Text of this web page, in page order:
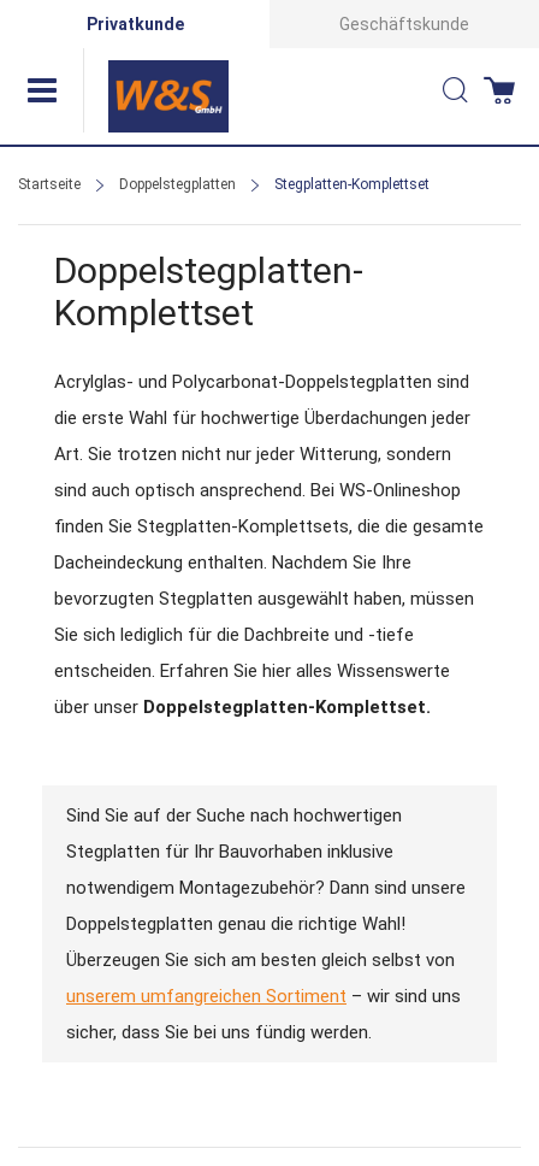
Privatkunde Geschäftskunde
Suche
Startseite Doppelstegplatten Stegplatten-Komplettset
Doppelstegplatten-
Komplettset
Acrylglas- und Polycarbonat-Doppelstegplatten sind
die erste Wahl für hochwertige Überdachungen jeder
Art. Sie trotzen nicht nur jeder Witterung, sondern
sind auch optisch ansprechend. Bei WS-Onlineshop
finden Sie Stegplatten-Komplettsets, die die gesamte
Dacheindeckung enthalten. Nachdem Sie Ihre
bevorzugten Stegplatten ausgewählt haben, müssen
Sie sich lediglich für die Dachbreite und -tiefe
entscheiden. Erfahren Sie hier alles Wissenswerte
über unser Doppelstegplatten-Komplettset.
Sind Sie auf der Suche nach hochwertigen
Stegplatten für Ihr Bauvorhaben inklusive
notwendigem Montagezubehör? Dann sind unsere
Doppelstegplatten genau die richtige Wahl!
Überzeugen Sie sich am besten gleich selbst von
unserem umfangreichen Sortiment – wir sind uns
sicher, dass Sie bei uns fündig werden.